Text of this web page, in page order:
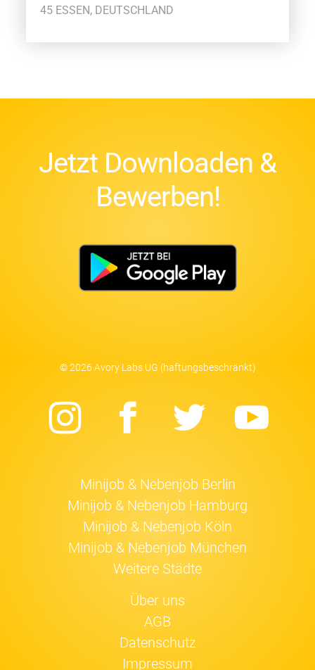
45 ESSEN, DEUTSCHLAND
Jetzt Downloaden &
Bewerben!
© 2026 Avory Labs UG (haftungsbeschränkt)
Instagram
Facebook
Twitter
Minijob & Nebenjob Berlin
Minijob & Nebenjob Hamburg
Minijob & Nebenjob Köln
Minijob & Nebenjob München
Weitere Städte
Über uns
AGB
Datenschutz
Impressum